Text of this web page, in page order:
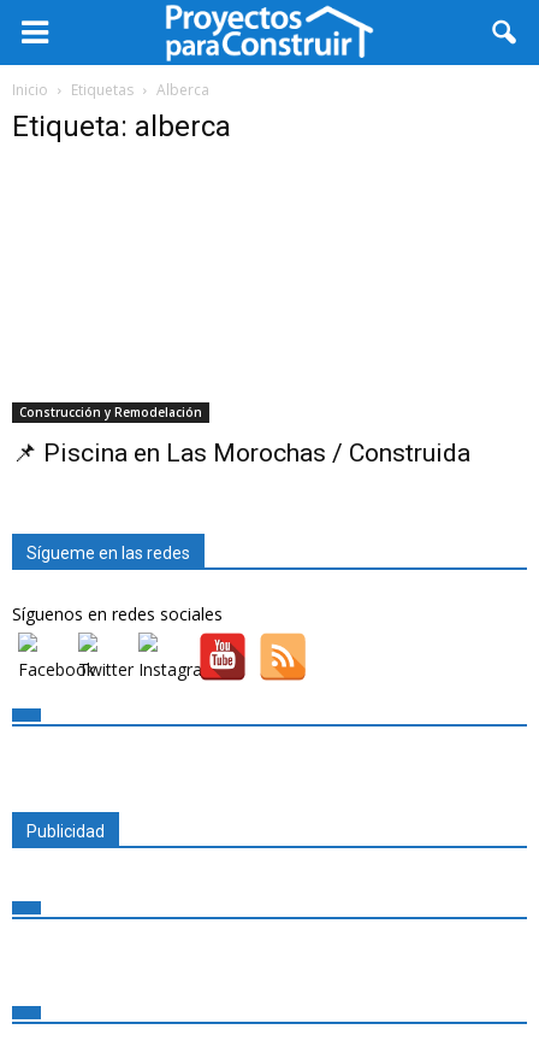
Inicio Etiquetas Alberca
Etiqueta: alberca
Construcción y Remodelación
📌 Piscina en Las Morochas / Construida
Sígueme en las redes
Síguenos en redes sociales
Publicidad